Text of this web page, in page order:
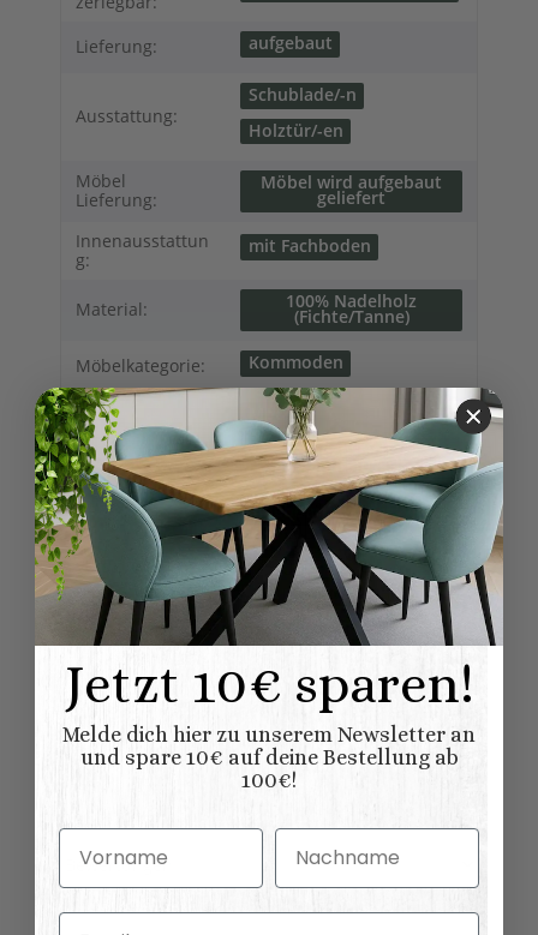
Lieferung: aufgebaut
Ausstattung:
Schublade/-n
Holztür/-en
Möbel
Lieferung:
Möbel wird aufgebaut
geliefert
Innenausstattun
g:
mit Fachboden
Material: 100% Nadelholz
(Fichte/Tanne)
Möbelkategorie: Kommoden
Möbelstil:
Modern
Französischer
Landhausstil
Variationen: Sideboards
Versandgewicht: 27,00 kg
Artikelgewicht: 27,00 kg
Abmessungen (L
x B/T x H) (
Länge × Breite ×
Höhe ):
85,00 × 35,00 × 85,00
cm
Bewertungen
Jetzt 10€ sparen!
Melde dich hier zu unserem Newsletter an
und spare 10€ auf deine Bestellung ab
100€!
Vorname Nachname
Email